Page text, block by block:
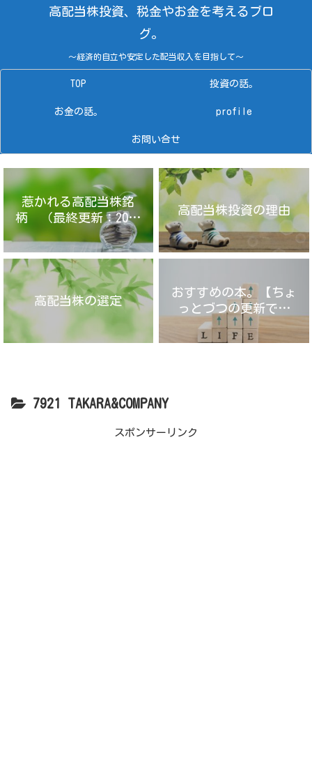
高配当株投資、税金やお金を考えるブロ
グ。
～経済的自立や安定した配当収入を目指して～
TOP 投資の話。
お金の話。 profile
お問い合せ
惹かれる高配当株銘
柄 （最終更新：2025
年4月14日）
高配当株投資の理由
高配当株の選定
おすすめの本。【ちょ
っとづつの更新です
が】
7921 TAKARA&COMPANY
スポンサーリンク